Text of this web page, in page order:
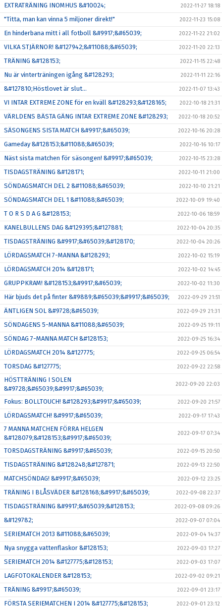
EXTRATRÄNING INOMHUS &#10024; 2022-11-27 18:18
"Titta, man kan vinna 5 miljoner direkt!" 2022-11-23 15:08
En hinderbana mitt i all fotboll &#9917;&#65039; 2022-11-22 21:02
VILKA STJÄRNOR! &#127942;&#11088;&#65039; 2022-11-20 22:13
TRÄNING &#128153; 2022-11-15 22:48
Nu är vinterträningen igång &#128293; 2022-11-11 22:16
&#127810;Höstlovet är slut... 2022-11-07 13:43
VI INTAR EXTREME ZONE för en kväll &#128293;&#128165; 2022-10-18 21:31
VÄRLDENS BÄSTA GÄNG INTAR EXTREME ZONE &#128293; 2022-10-18 20:52
SÄSONGENS SISTA MATCH &#9917;&#65039; 2022-10-16 20:28
Gameday &#128153;&#11088;&#65039; 2022-10-16 10:17
Näst sista matchen för säsongen! &#9917;&#65039; 2022-10-15 23:28
TISDAGSTRÄNING &#128171; 2022-10-11 21:00
SÖNDAGSMATCH DEL 2 &#11088;&#65039; 2022-10-10 21:21
SÖNDAGSMATCH DEL 1 &#11088;&#65039; 2022-10-09 19:40
T O R S D A G &#128153; 2022-10-06 18:59
KANELBULLENS DAG &#129395;&#127881; 2022-10-04 20:35
TISDAGSTRÄNING &#9917;&#65039;&#128170; 2022-10-04 20:26
LÖRDAGSMATCH 7-MANNA &#128293; 2022-10-02 15:19
LÖRDAGSMATCH 2014 &#128171; 2022-10-02 14:45
GRUPPKRAM! &#128153;&#9917;&#65039; 2022-10-02 11:30
Här bjuds det på finter &#9889;&#65039;&#9917;&#65039; 2022-09-29 21:51
ÄNTLIGEN SOL &#9728;&#65039; 2022-09-29 21:31
SÖNDAGENS 5-MANNA &#11088;&#65039; 2022-09-25 19:11
SÖNDAG 7-MANNA MATCH &#128153; 2022-09-25 16:34
LÖRDAGSMATCH 2014 &#127775; 2022-09-25 06:54
TORSDAG &#127775; 2022-09-22 22:58
HÖSTTRÄNING I SOLEN
&#9728;&#65039;&#9917;&#65039;
2022-09-20 22:03
Fokus: BOLLTOUCH! &#128293;&#9917;&#65039; 2022-09-20 21:57
LÖRDAGSMATCH! &#9917;&#65039; 2022-09-17 17:43
7 MANNA MATCHEN FÖRRA HELGEN
&#128079;&#128153;&#9917;&#65039;
2022-09-17 07:34
TORSDAGSTRÄNING &#9917;&#65039; 2022-09-15 20:50
TISDAGSTRÄNING &#128248;&#127871; 2022-09-13 22:50
MATCHSÖNDAG! &#9917;&#65039; 2022-09-12 23:25
TRÄNING I BLÅSVÄDER &#128168;&#9917;&#65039; 2022-09-08 22:37
TISDAGSTRÄNING &#9917;&#65039;&#128153; 2022-09-08 09:26
&#129782; 2022-09-07 07:04
SERIEMATCH 2013 &#11088;&#65039; 2022-09-04 14:37
Nya snygga vattenflaskor &#128153; 2022-09-03 17:27
SERIEMATCH 2014 &#127775;&#128153; 2022-09-03 17:07
LAGFOTOKALENDER &#128153; 2022-09-02 09:21
TRÄNING &#9917;&#65039; 2022-09-01 23:17
FÖRSTA SERIEMATCHEN I 2014 &#127775;&#128153; 2022-09-01 23:12